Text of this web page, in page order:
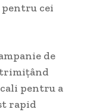
cei
de
trimițând
pentru a
rapid